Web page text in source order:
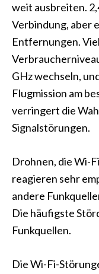
weit ausbreiten.
Verbindung, aber
Entfernungen.
GHz wechseln,
Flugmission am
verringert die
Signalstörungen.
Drohnen, die Wi-
reagieren sehr
andere
Die häufigste
Funkquellen.
Die Wi-Fi-